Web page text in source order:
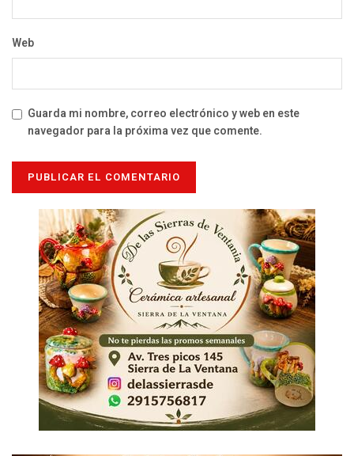
Web
Guarda mi nombre, correo electrónico y web en este
navegador para la próxima vez que comente.